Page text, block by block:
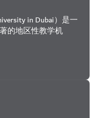
in Dubai）是一
的地区性教学机